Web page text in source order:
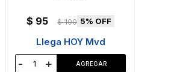
$ 95 $ 100 5
Llega HOY Mvd
- +